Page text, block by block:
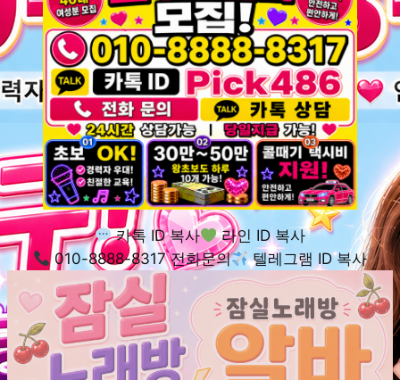
카톡 ID 복사
라인 ID 복사
010-8888-8317 전화문의
텔레그램 ID 복사